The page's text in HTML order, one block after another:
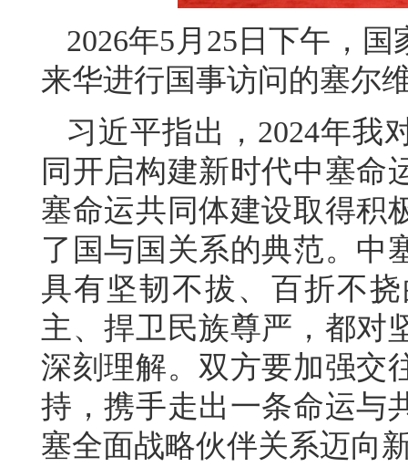
2026年5月25日下午，
来华进行国事访问的塞尔
习近平指出，2024年我
同开启构建新时代中塞命
塞命运共同体建设取得积
了国与国关系的典范。中
具有坚韧不拔、百折不
主、捍卫民族尊严，都对
深刻理解。双方要加强交
持，携手走出一条命运与
塞全面战略伙伴关系迈向